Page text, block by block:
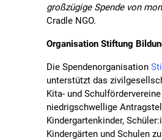
großzügige Spende von
Cradle NGO.
Organisation Stiftung
Die Spendenorganisation
unterstützt das
Kita- und
niedrigschwellige
Kindergartenkinder,
Kindergärten und Schulen